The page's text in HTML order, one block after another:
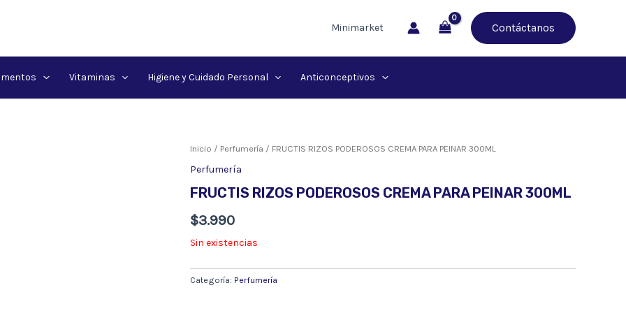
Minimarket Contáctanos
Vitaminas Higiene y Cuidado Personal Anticonceptivos
Inicio / Perfumería / FRUCTIS RIZOS PODEROSOS CREMA PARA PEINAR 300ML
Perfumería
FRUCTIS RIZOS PODEROSOS CREMA PARA PEINAR 300ML
$3.990
Sin existencias
Categoría: Perfumería